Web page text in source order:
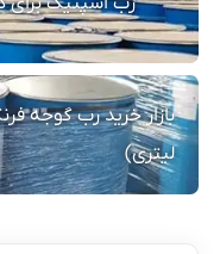
لیتری)